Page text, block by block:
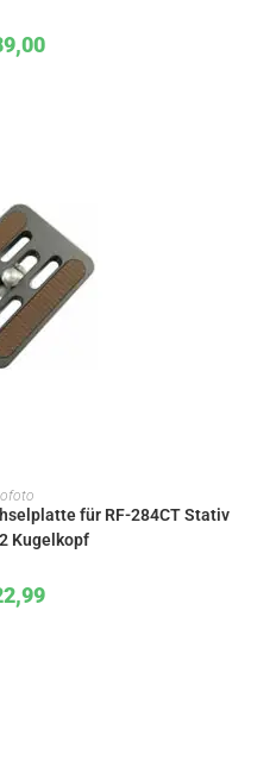
für RF-284CT Stativ
Kugelkopf